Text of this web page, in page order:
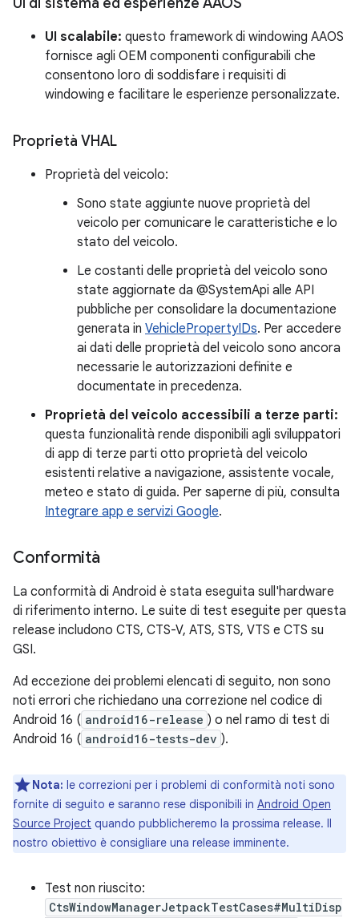
UI scalabile: questo framework di windowing AAOS
fornisce agli OEM componenti configurabili che
consentono loro di soddisfare i requisiti di
windowing e facilitare le esperienze personalizzate.
Proprietà VHAL
Proprietà del veicolo:
Sono state aggiunte nuove proprietà del
veicolo per comunicare le caratteristiche e lo
stato del veicolo.
Le costanti delle proprietà del veicolo sono
state aggiornate da @SystemApi alle API
pubbliche per consolidare la documentazione
generata in VehiclePropertyIDs. Per accedere
ai dati delle proprietà del veicolo sono ancora
necessarie le autorizzazioni definite e
documentate in precedenza.
Proprietà del veicolo accessibili a terze parti:
questa funzionalità rende disponibili agli sviluppatori
di app di terze parti otto proprietà del veicolo
esistenti relative a navigazione, assistente vocale,
meteo e stato di guida. Per saperne di più, consulta
Integrare app e servizi Google.
Conformità
La conformità di Android è stata eseguita sull'hardware
di riferimento interno. Le suite di test eseguite per questa
release includono CTS, CTS-V, ATS, STS, VTS e CTS su
GSI.
Ad eccezione dei problemi elencati di seguito, non sono
noti errori che richiedano una correzione nel codice di
Android 16 ( android16-release ) o nel ramo di test di
Android 16 ( android16-tests-dev ).
Nota: le correzioni per i problemi di conformità noti sono
fornite di seguito e saranno rese disponibili in Android Open
Source Project quando pubblicheremo la prossima release. Il
nostro obiettivo è consigliare una release imminente.
Test non riuscito:
CtsWindowManagerJetpackTestCases#MultiDisp